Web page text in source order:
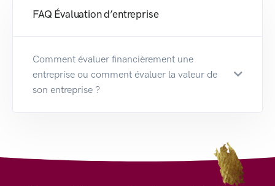
FAQ Évaluation d’entreprise
Comment évaluer financièrement une
entreprise ou comment évaluer la valeur de
son entreprise ?